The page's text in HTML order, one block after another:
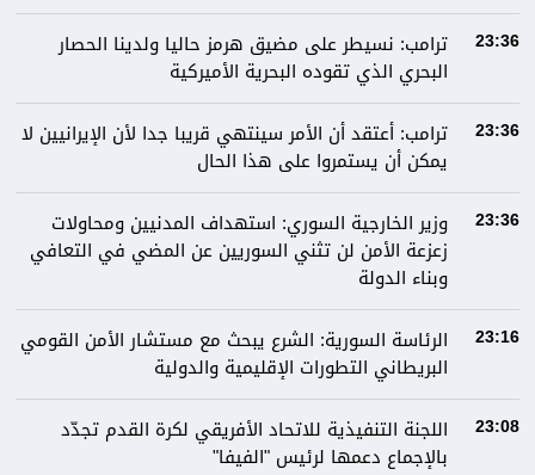
23:36
ترامب: نسيطر على مضيق هرمز حاليا ولدينا الحصار
البحري الذي تقوده البحرية الأميركية
23:36
ترامب: أعتقد أن الأمر سينتهي قريبا جدا لأن الإيرانيين لا
يمكن أن يستمروا على هذا الحال
23:36
وزير الخارجية السوري: استهداف المدنيين ومحاولات
زعزعة الأمن لن تثني السوريين عن المضي في التعافي
وبناء الدولة
23:16
الرئاسة السورية: الشرع يبحث مع مستشار الأمن القومي
البريطاني التطورات الإقليمية والدولية
23:08
اللجنة التنفيذية للاتحاد الأفريقي لكرة القدم تجدّد
بالإجماع دعمها لرئيس "الفيفا"